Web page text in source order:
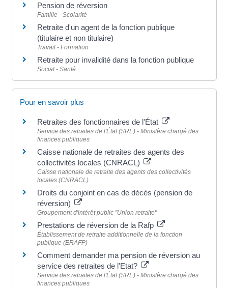
Pension de réversion
Famille - Scolarité
Retraite d'un agent de la fonction publique
(titulaire et non titulaire)
Travail - Formation
Retraite pour invalidité dans la fonction publique
Social - Santé
Pour en savoir plus
Retraites des fonctionnaires de l'État
Service des retraites de l'État (SRE) - Ministère chargé des
finances publiques
Caisse nationale de retraites des agents des
collectivités locales (CNRACL)
Caisse nationale de retraite des agents des collectivités
locales (CNRACL)
Droits du conjoint en cas de décès (pension de
réversion)
Groupement d'intérêt public "Union retraite"
Prestations de réversion de la Rafp
Établissement de retraite additionnelle de la fonction
publique (ERAFP)
Comment demander ma pension de réversion au
service des retraites de l'Etat?
Service des retraites de l'État (SRE) - Ministère chargé des
finances publiques